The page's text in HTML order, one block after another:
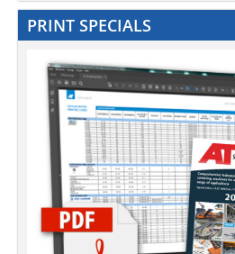
PRINT SPECIALS